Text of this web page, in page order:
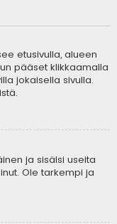
etusivulla, alueen
pääset klikkaamalla
jokaisella sivulla.
ja sisälsi useita
Ole tarkempi ja